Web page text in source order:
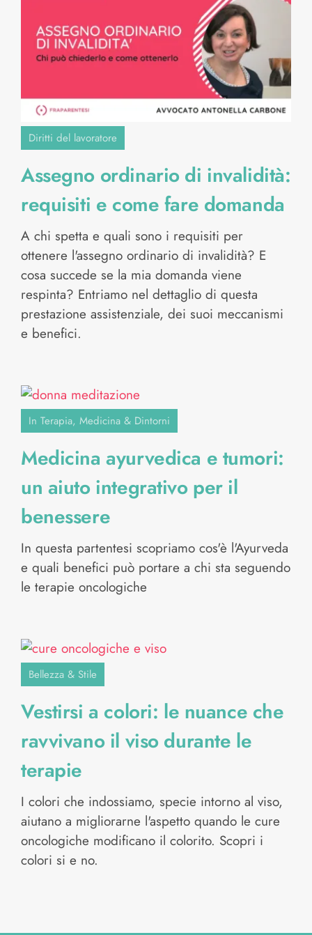
Diritti del lavoratore
Assegno ordinario di invalidità:
requisiti e come fare domanda
A chi spetta e quali sono i requisiti per
ottenere l'assegno ordinario di invalidità? E
cosa succede se la mia domanda viene
respinta? Entriamo nel dettaglio di questa
prestazione assistenziale, dei suoi meccanismi
e benefici.
In Terapia, Medicina & Dintorni
Medicina ayurvedica e tumori:
un aiuto integrativo per il
benessere
In questa partentesi scopriamo cos'è l'Ayurveda
e quali benefici può portare a chi sta seguendo
le terapie oncologiche
Bellezza & Stile
Vestirsi a colori: le nuance che
ravvivano il viso durante le
terapie
I colori che indossiamo, specie intorno al viso,
aiutano a migliorarne l'aspetto quando le cure
oncologiche modificano il colorito. Scopri i
colori si e no.